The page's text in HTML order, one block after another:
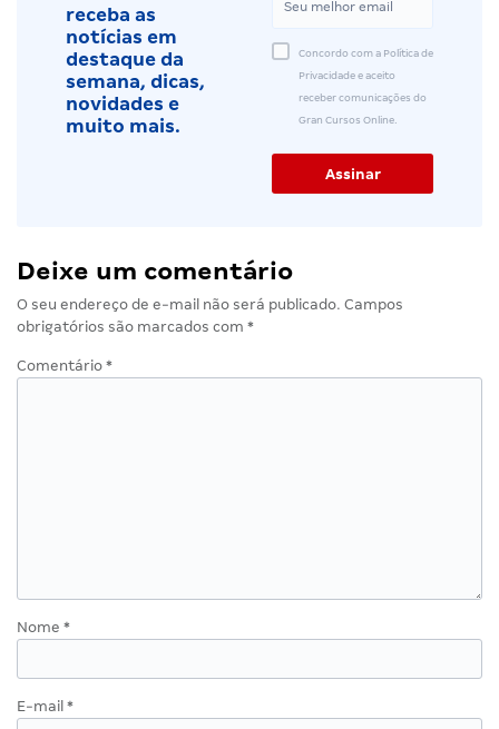
receba as
notícias em
destaque da
semana, dicas,
novidades e
muito mais.
Concordo com a Política de
Privacidade e aceito
receber comunicações do
Gran Cursos Online.
Deixe um comentário
O seu endereço de e-mail não será publicado. Campos
obrigatórios são marcados com *
Comentário *
Nome *
E-mail *